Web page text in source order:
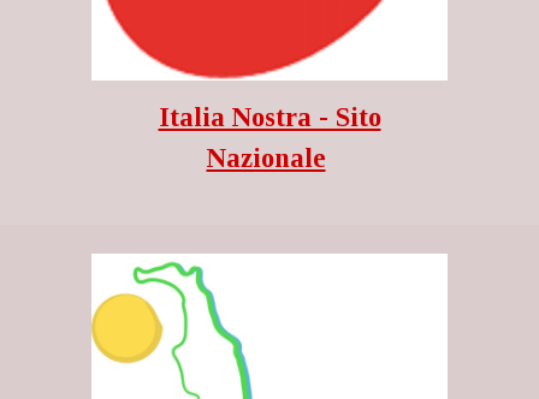
Italia Nostra - Sito
Nazionale